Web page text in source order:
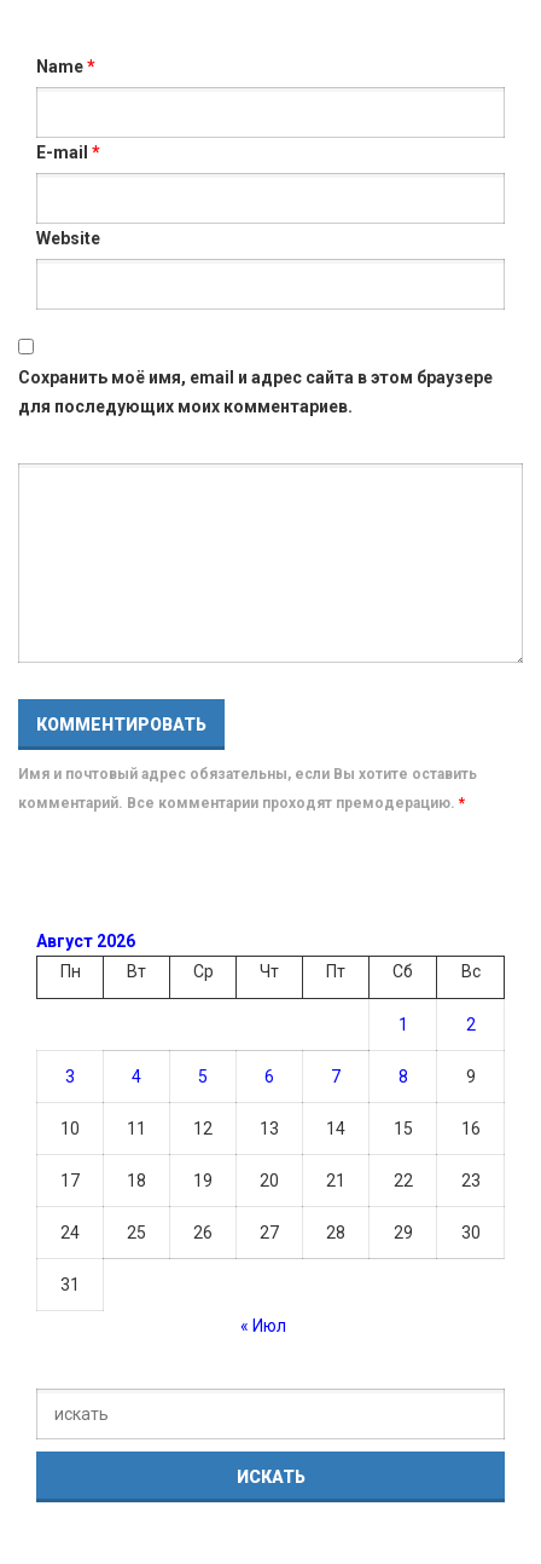
Name*
E-mail *
Website
Сохранить моё имя, email и адрес сайта в этом браузере
для последующих моих комментариев.
Имя и почтовый адрес обязательны, если Вы хотите оставить
комментарий. Все комментарии проходят премодерацию. *
Август 2026
Пн
Вт Ср Чт Пт Сб Вс
1 2
3 4 5 6 7 8 9
10 11 12 13 14 15 16
17 18 19 20 21 22 23
24 25 26 27 28 29 30
31
« Июл